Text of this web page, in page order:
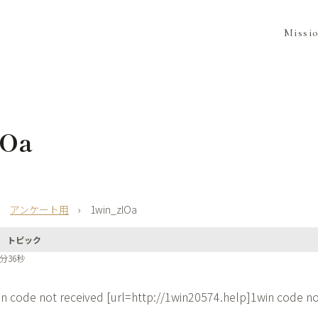
アンケート用 › 1win_zlOa
トピック
36秒
code not received [url=http://1win20574.help]1win code